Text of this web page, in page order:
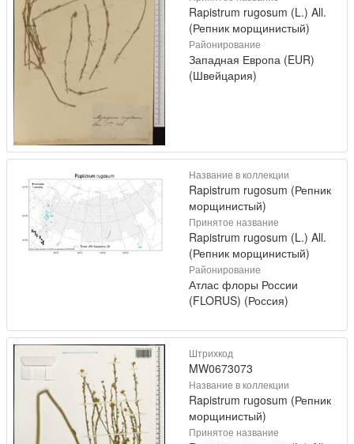
Rapistrum rugosum (L.) All.
(Репник морщинистый)
Районирование
Западная Европа (EUR)
(Швейцария)
Название в коллекции
Rapistrum rugosum (Репник
морщинистый)
Принятое название
Rapistrum rugosum (L.) All.
(Репник морщинистый)
Районирование
Атлас флоры России
(FLORUS) (Россия)
Штрихкод
MW0673073
Название в коллекции
Rapistrum rugosum (Репник
морщинистый)
Принятое название